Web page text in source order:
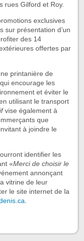
rues Gilford et Roy.
exclusives
sur présentation d’un
des 14
offertes par
printanière de
encourage les
et éviter le
utilisant le transport
vise également à
que
à joindre le
identifier les
«Merci de choisir le
annonçant
vitrine de leur
le site internet de la
.